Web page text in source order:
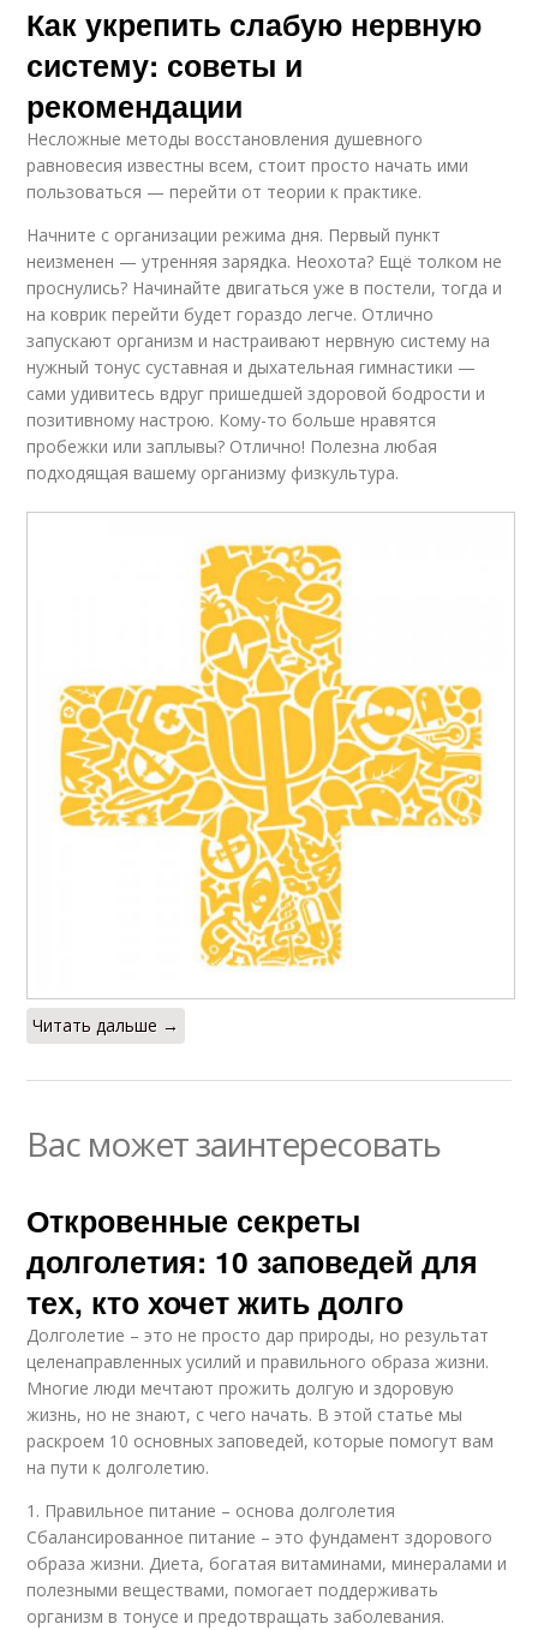
Как укрепить слабую нервную
систему: советы и
рекомендации
Несложные методы восстановления душевного
равновесия известны всем, стоит просто начать ими
пользоваться — перейти от теории к практике.
Начните с организации режима дня. Первый пункт
неизменен — утренняя зарядка. Неохота? Ещё толком не
проснулись? Начинайте двигаться уже в постели, тогда и
на коврик перейти будет гораздо легче. Отлично
запускают организм и настраивают нервную систему на
нужный тонус суставная и дыхательная гимнастики —
сами удивитесь вдруг пришедшей здоровой бодрости и
позитивному настрою. Кому-то больше нравятся
пробежки или заплывы? Отлично! Полезна любая
подходящая вашему организму физкультура.
Читать дальше →
Вас может заинтересовать
Откровенные секреты
долголетия: 10 заповедей для
тех, кто хочет жить долго
Долголетие – это не просто дар природы, но результат
целенаправленных усилий и правильного образа жизни.
Многие люди мечтают прожить долгую и здоровую
жизнь, но не знают, с чего начать. В этой статье мы
раскроем 10 основных заповедей, которые помогут вам
на пути к долголетию.
1. Правильное питание – основа долголетия
Сбалансированное питание – это фундамент здорового
образа жизни. Диета, богатая витаминами, минералами и
полезными веществами, помогает поддерживать
организм в тонусе и предотвращать заболевания.